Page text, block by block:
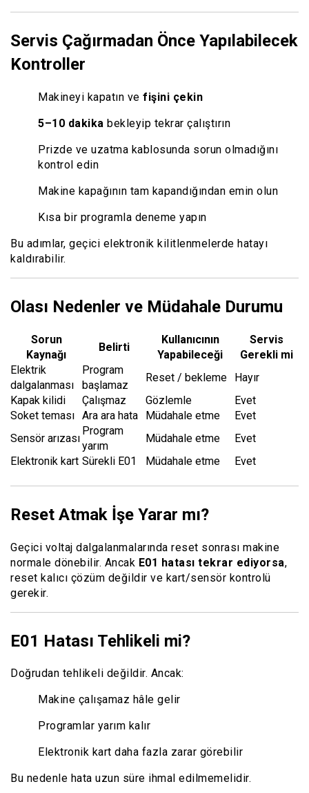
Servis Çağırmadan Önce Yapılabilecek
Kontroller
Makineyi kapatın ve fişini çekin
5–10 dakika bekleyip tekrar çalıştırın
Prizde ve uzatma kablosunda sorun olmadığını
kontrol edin
Makine kapağının tam kapandığından emin olun
Kısa bir programla deneme yapın
Bu adımlar, geçici elektronik kilitlenmelerde hatayı
kaldırabilir.
Olası Nedenler ve Müdahale Durumu
Sorun
Kaynağı
Belirti
Kullanıcının
Yapabileceği
Servis
Gerekli mi
Elektrik
dalgalanması
Program
başlamaz
Reset / bekleme
Hayır
Kapak kilidi
Çalışmaz Gözlemle
Evet
Soket teması Ara ara hata Müdahale etme
Evet
Sensör arızası
Program
yarım
Müdahale etme
Evet
Elektronik kart Sürekli E01 Müdahale etme Evet
Reset Atmak İşe Yarar mı?
Geçici voltaj dalgalanmalarında reset sonrası makine
normale dönebilir. Ancak E01 hatası tekrar ediyorsa,
reset kalıcı çözüm değildir ve kart/sensör kontrolü
gerekir.
E01 Hatası Tehlikeli mi?
Doğrudan tehlikeli değildir. Ancak:
Makine çalışamaz hâle gelir
Programlar yarım kalır
Elektronik kart daha fazla zarar görebilir
Bu nedenle hata uzun süre ihmal edilmemelidir.